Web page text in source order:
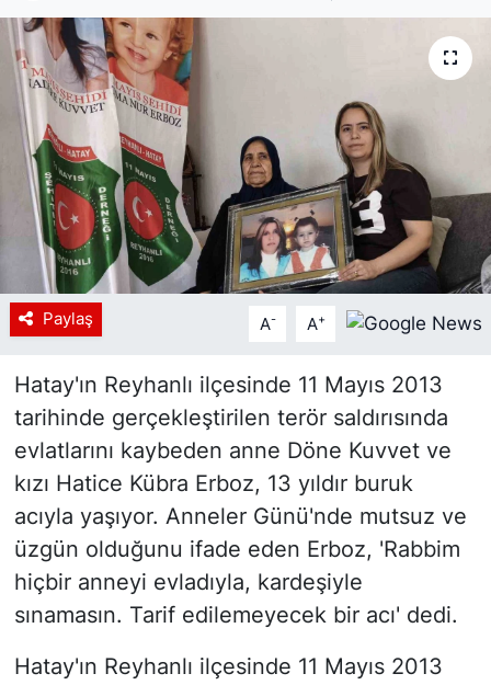
Paylaş A- A+
Hatay'ın Reyhanlı ilçesinde 11 Mayıs 2013
tarihinde gerçekleştirilen terör saldırısında
evlatlarını kaybeden anne Döne Kuvvet ve
kızı Hatice Kübra Erboz, 13 yıldır buruk
acıyla yaşıyor. Anneler Günü'nde mutsuz ve
üzgün olduğunu ifade eden Erboz, 'Rabbim
hiçbir anneyi evladıyla, kardeşiyle
sınamasın. Tarif edilemeyecek bir acı' dedi.
Hatay'ın Reyhanlı ilçesinde 11 Mayıs 2013
Tanıtım